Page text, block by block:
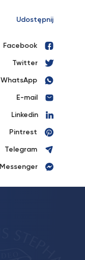
Udostępnij
Facebook
Twitter
WhatsApp
E-mail
Linkedin
Pintrest
Telegram
Messenger